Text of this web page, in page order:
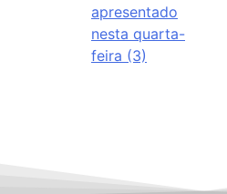
apresentado
nesta quarta-
feira (3)